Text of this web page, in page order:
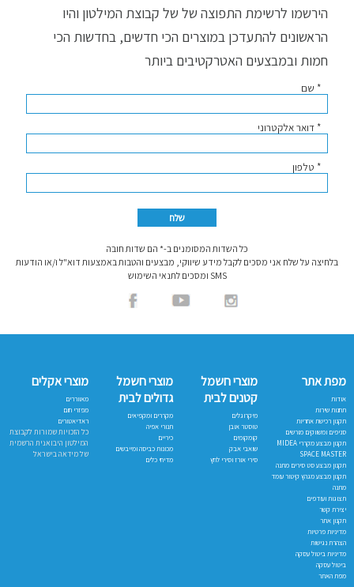
הירשמו לרשימת התפוצה של של קבוצת המילטון והיו
הראשונים להתעדכן במוצרים הכי חדשים, בחדשות הכי
חמות ובמבצעים האטרקטיבים ביותר
* שם
* דואר אלקטרוני
* טלפון
כל השדות המסומנים ב-* הם שדות חובה
בלחיצה על שלח אני מסכים לקבל מידע שיווקי, מבצעים והטבות באמצעות דוא"ל ו/או הודעות
SMS ומסכים לתנאי השימוש
מפת אתר
אודות
תחנות שירות
תקנון רכישת אחריות
סניפים ומשווקים מורשים
תקנון מבצע מקררי MIDEA
SPACE MASTER
תקנון מבצע סט סירים מתנה
תקנון מבצע מגהץ קיטור עומד
מתנה
תצוגות ועודפים
יצירת קשר
תקנון אתר
מדיניות פרטיות
הצהרת נגישות
מדיניות ביטול עסקה
ביטול עסקה
מפת האתר
מוצרי חשמל
קטנים לבית
מיקרוגלים
טוסטר אובן
קומקומים
שואבי אבק
סירי אורז וסירי לחץ
מוצרי חשמל
גדולים לבית
מקררים ומקפיאים
תנורי אפיה
כיריים
מכונות כביסה ומייבשים
מדיחי כלים
מוצרי אקלים
מאווררים
מפזרי חום
ראדיאטורים
כל הזכויות שמורות לקבוצת
המילטון היבואנית הרשמית
של מידאה בישראל